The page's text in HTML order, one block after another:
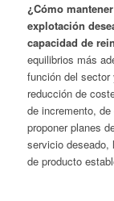
¿Cómo
explotación
capacidad de
equilibrios más
función del
reducción de
de incremento,
proponer planes
servicio deseado,
de producto